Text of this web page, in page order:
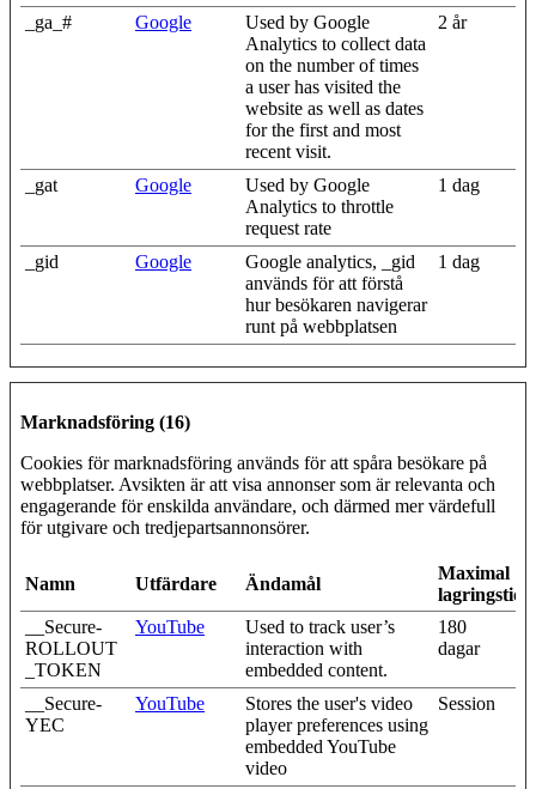
_ga_# Google
Used by Google
Analytics to collect data
on the number of times
a user has visited the
website as well as dates
for the first and most
recent visit.
2 år
_gat Google
Used by Google
Analytics to throttle
request rate
1 dag
_gid Google
Google analytics, _gid
används för att förstå
hur besökaren navigerar
runt på webbplatsen
1 dag
Marknadsföring (16)
Cookies för marknadsföring används för att spåra besökare på
webbplatser. Avsikten är att visa annonser som är relevanta och
engagerande för enskilda användare, och därmed mer värdefull
för utgivare och tredjepartsannonsörer.
Namn Utfärdare Ändamål
Maximal
lagringstid
__Secure-
ROLLOUT
_TOKEN
YouTube
Used to track user’s
interaction with
embedded content.
180
dagar
__Secure-
YEC
YouTube
Stores the user's video
player preferences using
embedded YouTube
video
Session